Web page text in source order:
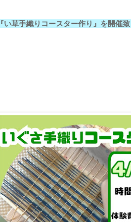
『い草手織りコースター作り』を開催